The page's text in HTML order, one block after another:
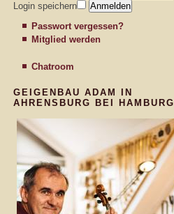
Login speichern
Passwort vergessen?
Mitglied werden
Chatroom
GEIGENBAU ADAM IN
AHRENSBURG BEI HAMBURG